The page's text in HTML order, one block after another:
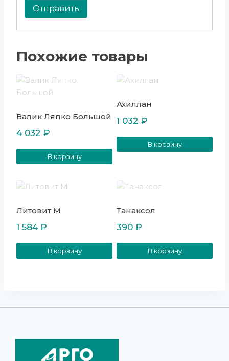
Похожие товары
Валик Ляпко Большой
4 032 ₽
В корзину
Ахиллан
1 032 ₽
В корзину
Литовит М
1 584 ₽
В корзину
Танаксол
390 ₽
В корзину